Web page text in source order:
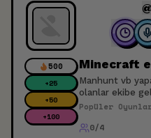
500
+25
+50
+100
Minecraft
Manhunt vb
olanlar ekibe
Popüler
0/4